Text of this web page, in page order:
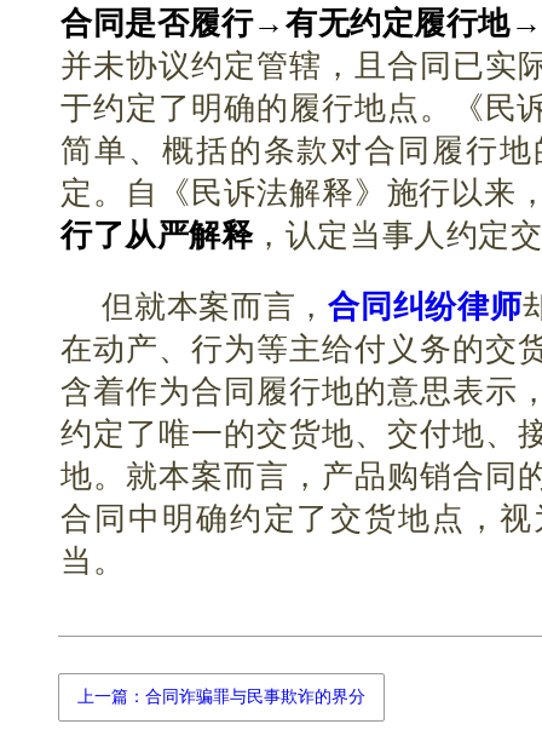
合同是否履行→有无约定履行地
并未协议约定管辖，且合同已实
于约定了明确的履行地点。《民
简单、概括的条款对合同履行
定。自《民诉法解释》施行以来
行了从严解释，认定当事人约定
但就本案而言，合同纠纷律师
在动产、行为等主给付义务的交
含着作为合同履行地的意思表示
约定了唯一的交货地、交付地、
地。就本案而言，产品购销合同
合同中明确约定了交货地点，
当。
上一篇：合同诈骗罪与民事欺诈的界分